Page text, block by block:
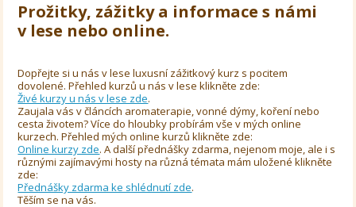
Prožitky, zážitky a informace s námi
v lese nebo online.
Dopřejte si u nás v lese luxusní zážitkový kurz s pocitem
dovolené. Přehled kurzů u nás v lese klikněte zde:
Živé kurzy u nás v lese zde.
Zaujala vás v článcích aromaterapie, vonné dýmy, koření nebo
cesta životem? Více do hloubky probírám vše v mých online
kurzech. Přehled mých online kurzů klikněte zde:
Online kurzy zde. A další přednášky zdarma, nejenom moje, ale i s
různými zajímavými hosty na různá témata mám uložené klikněte
zde:
Přednášky zdarma ke shlédnutí zde.
Těším se na vás.